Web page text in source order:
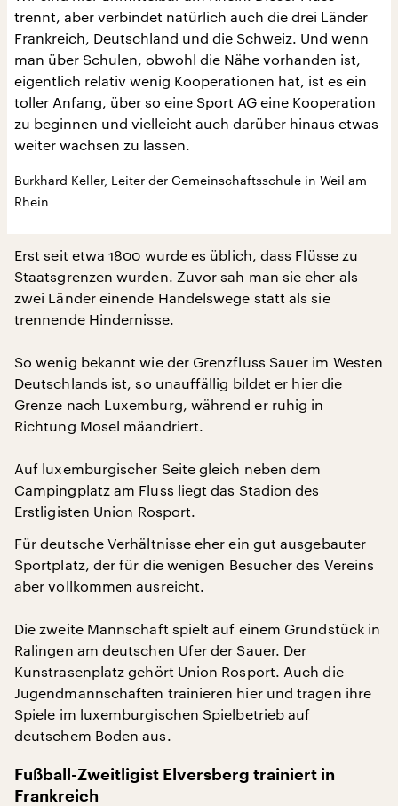
trennt, aber verbindet natürlich auch die drei Länder
Frankreich, Deutschland und die Schweiz. Und wenn
man über Schulen, obwohl die Nähe vorhanden ist,
eigentlich relativ wenig Kooperationen hat, ist es ein
toller Anfang, über so eine Sport AG eine Kooperation
zu beginnen und vielleicht auch darüber hinaus etwas
weiter wachsen zu lassen.
Burkhard Keller, Leiter der Gemeinschaftsschule in Weil am
Rhein
Erst seit etwa 1800 wurde es üblich, dass Flüsse zu
Staatsgrenzen wurden. Zuvor sah man sie eher als
zwei Länder einende Handelswege statt als sie
trennende Hindernisse.
So wenig bekannt wie der Grenzfluss Sauer im Westen
Deutschlands ist, so unauffällig bildet er hier die
Grenze nach Luxemburg, während er ruhig in
Richtung Mosel mäandriert.
Auf luxemburgischer Seite gleich neben dem
Campingplatz am Fluss liegt das Stadion des
Erstligisten Union Rosport.
Für deutsche Verhältnisse eher ein gut ausgebauter
Sportplatz, der für die wenigen Besucher des Vereins
aber vollkommen ausreicht.
Die zweite Mannschaft spielt auf einem Grundstück in
Ralingen am deutschen Ufer der Sauer. Der
Kunstrasenplatz gehört Union Rosport. Auch die
Jugendmannschaften trainieren hier und tragen ihre
Spiele im luxemburgischen Spielbetrieb auf
deutschem Boden aus.
Fußball-Zweitligist Elversberg trainiert in
Frankreich